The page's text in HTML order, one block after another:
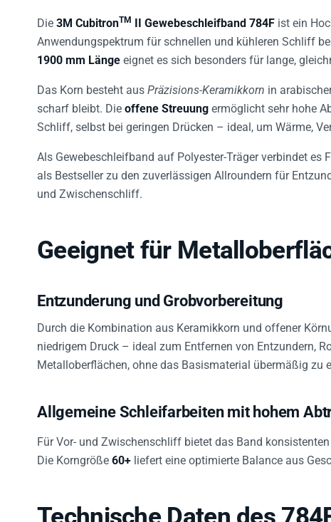
Die 3M CubitronTM II Gewebeschleifband 784F ist ein
Anwendungspektrum für schnellen und kühleren Schliff
1900 mm Länge eignet es sich besonders für lange,
Das Korn besteht aus Präzisions-Keramikkorn in
scharf bleibt. Die offene Streuung ermöglicht sehr hohe
Schliff, selbst bei geringen Drücken – ideal, um Wärme,
Als Gewebeschleifband auf Polyester-Träger verbindet
als Bestseller zu den zuverlässigen Allroundern für
und Zwischenschliff.
Geeignet für
Entzunderung und Grobvorbereitung
Durch die Kombination aus Keramikkorn und offener
niedrigem Druck – ideal zum Entfernen von Entzundern,
Metalloberflächen, ohne das Basismaterial übermäßig zu
Allgemeine Schleifarbeiten mit hohem
Für Vor- und Zwischenschliff bietet das Band
Die Korngröße 60+ liefert eine optimierte Balance aus